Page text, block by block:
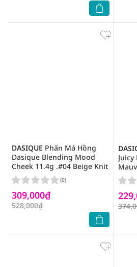
DASIQUE Phấn Má Hồng
Dasique Blending Mood
Cheek 11.4g .#04 Beige Knit
309,000₫
528,000₫
(0)